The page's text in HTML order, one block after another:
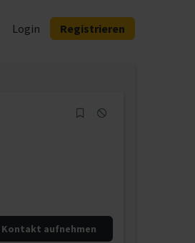
Login Registrieren
aufnehmen